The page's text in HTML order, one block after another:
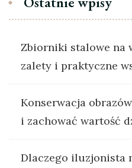
Zbiorniki stalowe na
zalety i praktyczne
Konserwacja
i zachować wartość
Dlaczego iluzjonista